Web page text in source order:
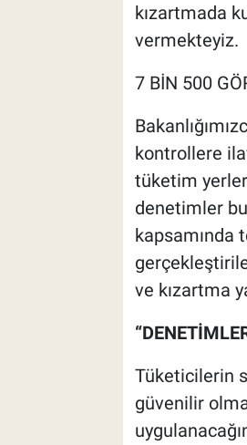
kızartmada
vermekteyiz.
7 BİN 500
kontrollere
tüketim
denetimler
kapsamında
ve kızartma
Tüketicilerin
güvenilir